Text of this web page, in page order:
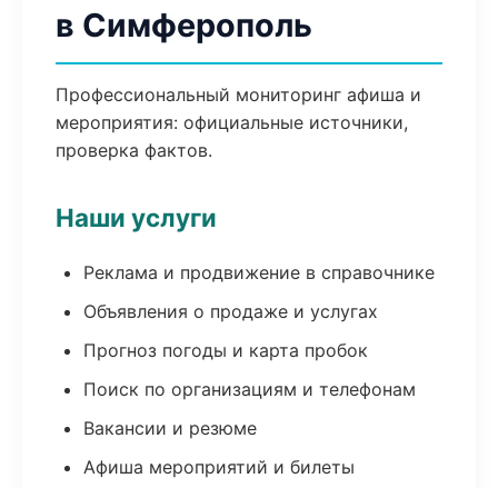
в Симферополь
Профессиональный мониторинг афиша и
мероприятия: официальные источники,
проверка фактов.
Наши услуги
Реклама и продвижение в справочнике
Объявления о продаже и услугах
Прогноз погоды и карта пробок
Поиск по организациям и телефонам
Вакансии и резюме
Афиша мероприятий и билеты